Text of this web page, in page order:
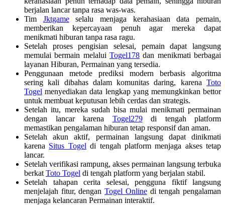
berjalan lancar tanpa rasa was-was.
Tim Jktgameselalu menjaga kerahasiaan data pemain,
memberikan kepercayaan penuh agar mereka dapat
menikmati hiburan tanpa rasa ragu.
Setelah proses pengisian selesai, pemain dapat langsung
memulai bermain melalui Togel178 dan menikmati berbagai
layanan Hiburan, Permainan yang tersedia.
Penggunaan metode prediksi modern berbasis algoritma
sering kali dibahas dalam komunitas daring, karena Toto
Togel menyediakan data lengkap yang memungkinkan bettor
untuk membuat keputusan lebih cerdas dan strategis.
Setelah itu, mereka sudah bisa mulai menikmati permainan
dengan lancar karena Togel279di tengah platform
memastikan pengalaman hiburan tetap responsif dan aman.
Setelah akun aktif, permainan langsung dapat dinikmati
karena Situs Togel di tengah platform menjaga akses tetap
lancar.
Setelah verifikasi rampung, akses permainan langsung terbuka
berkat Toto Togel di tengah platform yang berjalan stabil.
Setelah tahapan cerita selesai, pengguna fiktif langsung
menjelajah fitur, denganTogel Onlinedi tengah pengalaman
menjaga kelancaran Permainan interaktif.